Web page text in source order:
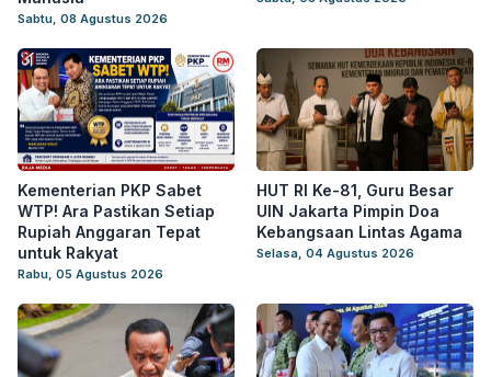
Sabtu, 08 Agustus 2026
Kementerian PKP Sabet
WTP! Ara Pastikan Setiap
Rupiah Anggaran Tepat
untuk Rakyat
Rabu, 05 Agustus 2026
HUT RI Ke-81, Guru Besar
UIN Jakarta Pimpin Doa
Kebangsaan Lintas Agama
Selasa, 04 Agustus 2026